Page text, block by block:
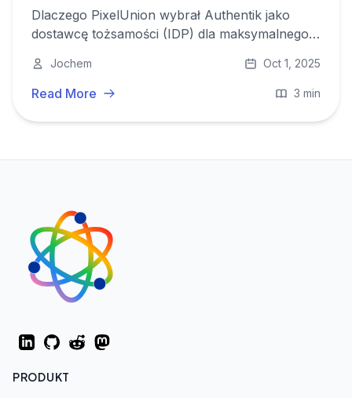
Dlaczego PixelUnion wybrał Authentik jako
dostawcę tożsamości (IDP) dla maksymalnego
Jochem Oct 1, 2025
Read More 3 min
LinkedInGitHubRedditMastodon
PRODUKT